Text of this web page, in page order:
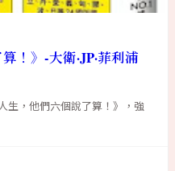
！》-大衛·JP·菲利浦
，他們六個說了算！》，強